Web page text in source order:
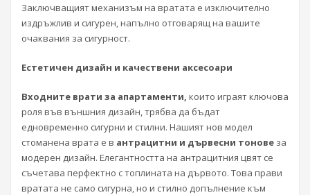
Заключващият механизъм на вратата е изключително
издръжлив и сигурен, напълно отговарящ на вашите
очаквания за сигурност.
Естетичен дизайн и качествени аксесоари
Входните врати за апартаменти, които играят ключова
роля във външния дизайн, трябва да бъдат
едновременно сигурни и стилни. Нашият нов модел
стоманена врата е в антрацитни и дървесни тонове за
модерен дизайн. Елегантността на антрацитния цвят се
съчетава перфектно с топлината на дървото. Това прави
вратата не само сигурна, но и стилно допълнение към